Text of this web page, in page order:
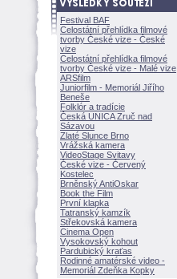
Festival BAF
Celostátní přehlídka filmové
tvorby České vize - České
vize
Celostátní přehlídka filmové
tvorby České vize - Malé vize
ARSfilm
Juniorfilm - Memoriál Jiřího
Beneše
Folklór a tradície
Česká UNICA Zruč nad
Sázavou
Zlaté Slunce Brno
Vrážská kamera
VideoStage Svitavy
České vize - Červený
Kostelec
Brněnský AntiOskar
Book the Film
První klapka
Tatranský kamzík
Střekovská kamera
Cinema Open
Vysokovský kohout
Pardubický kraťas
Rodinné amatérské video -
Memoriál Zdeňka Kopky